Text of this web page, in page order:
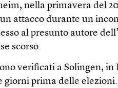
nella primavera del
attacco durante un
al presunto autore
scorso.
verificati a Solingen, in
giorni prima delle elezioni.